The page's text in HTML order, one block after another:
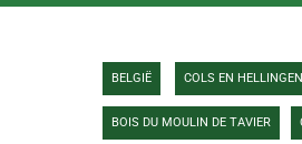
BELGIË COLS EN HELLINGEN
BOIS DU MOULIN DE TAVIER